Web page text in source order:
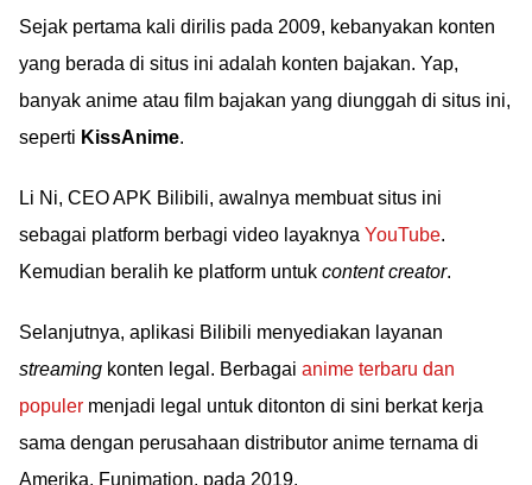
Sejak pertama kali dirilis pada 2009, kebanyakan konten
yang berada di situs ini adalah konten bajakan. Yap,
banyak anime atau film bajakan yang diunggah di situs ini,
seperti KissAnime.
Li Ni, CEO APK Bilibili, awalnya membuat situs ini
sebagai platform berbagi video layaknya YouTube.
Kemudian beralih ke platform untuk content creator.
Selanjutnya, aplikasi Bilibili menyediakan layanan
streaming konten legal. Berbagai anime terbaru dan
populer menjadi legal untuk ditonton di sini berkat kerja
sama dengan perusahaan distributor anime ternama di
Amerika, Funimation, pada 2019.